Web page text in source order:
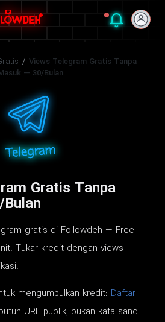
/ Views Telegram Gratis Tanpa
— 30/Bulan
Gratis Tanpa
gratis di Followdeh — Free
Tukar kredit dengan views
mengumpulkan kredit: Daftar
URL publik, bukan kata sandi